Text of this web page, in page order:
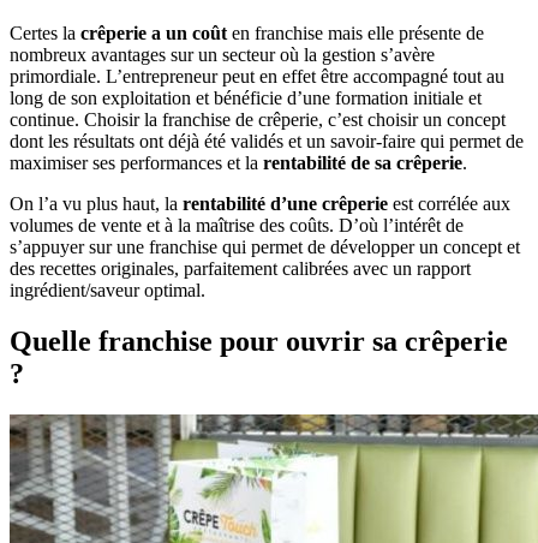
Certes la crêperie a un coût en franchise mais elle présente de
nombreux avantages sur un secteur où la gestion s’avère
primordiale. L’entrepreneur peut en effet être accompagné tout au
long de son exploitation et bénéficie d’une formation initiale et
continue. Choisir la franchise de crêperie, c’est choisir un concept
dont les résultats ont déjà été validés et un savoir-faire qui permet de
maximiser ses performances et la rentabilité de sa crêperie.
On l’a vu plus haut, la rentabilité d’une crêperie est corrélée aux
volumes de vente et à la maîtrise des coûts. D’où l’intérêt de
s’appuyer sur une franchise qui permet de développer un concept et
des recettes originales, parfaitement calibrées avec un rapport
ingrédient/saveur optimal.
Quelle franchise pour ouvrir sa crêperie
?